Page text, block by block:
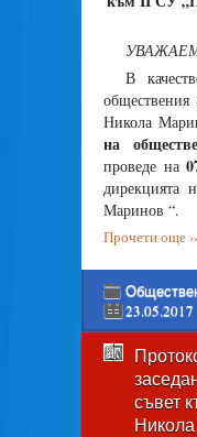
В
Никола
на
проведе на
дирекцията
Маринов “.
Прочети още
23.05.2017
съвет